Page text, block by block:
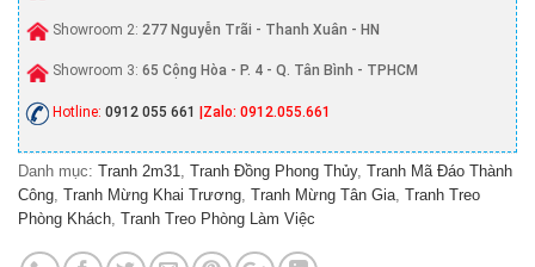
Showroom 2: 277 Nguyễn Trãi - Thanh Xuân - HN
Showroom 3: 65 Cộng Hòa - P. 4 - Q. Tân Bình - TPHCM
Hotline: 0912 055 661 |Zalo: 0912.055.661
Danh mục: Tranh 2m31 Tranh Đồng Phong Thủy, Tranh Mã Đáo Thành
Công Tranh Mừng Khai Trương Tranh Mừng Tân Gia Tranh Treo
Phòng Khách Tranh Treo Phòng Làm Việc